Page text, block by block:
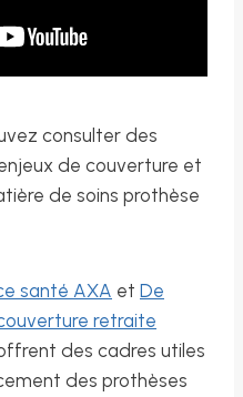
consulter des
de couverture et
de soins prothèse
santé AXA et De
retraite
des cadres utiles
des prothèses